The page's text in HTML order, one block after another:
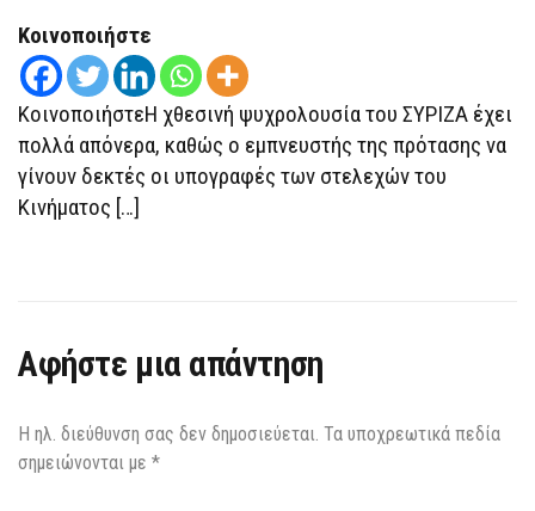
Κοινοποιήστε
ΚοινοποιήστεΗ χθεσινή ψυχρολουσία του ΣΥΡΙΖΑ έχει
πολλά απόνερα, καθώς ο εμπνευστής της πρότασης να
γίνουν δεκτές οι υπογραφές των στελεχών του
Κινήματος […]
Αφήστε μια απάντηση
Η ηλ. διεύθυνση σας δεν δημοσιεύεται. Τα υποχρεωτικά πεδία
σημειώνονται με *